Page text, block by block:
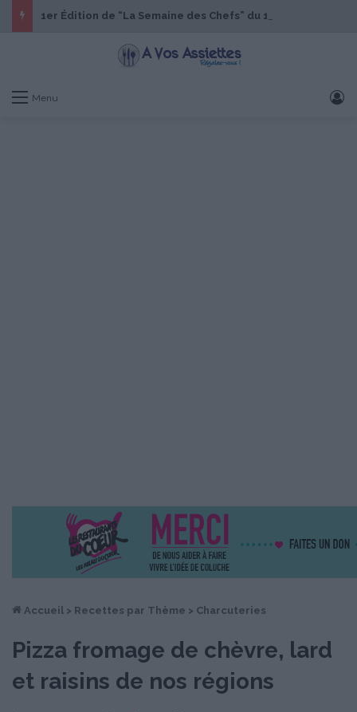
Menu
Accueil > Recettes par Thème > Charcuteries
Pizza fromage de chèvre, lard
et raisins de nos régions